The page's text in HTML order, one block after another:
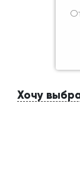
Хочу